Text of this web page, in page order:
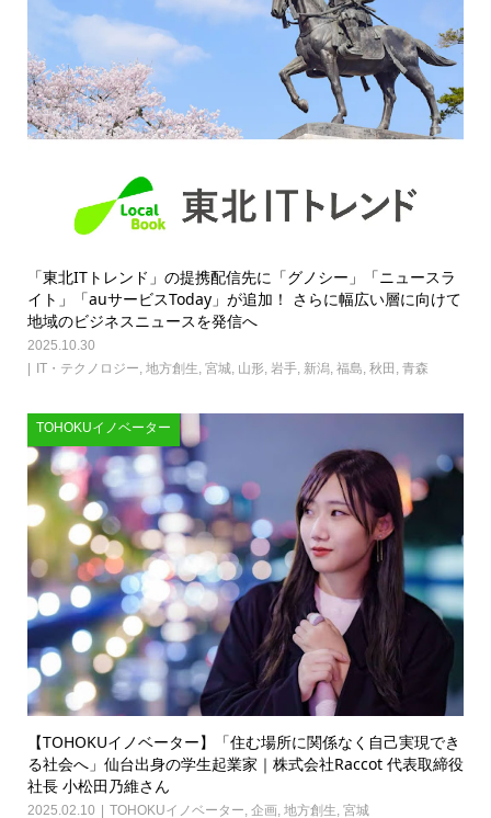
「東北ITトレンド」の提携配信先に「グノシー」「ニュースラ
イト」「auサービスToday」が追加！ さらに幅広い層に向けて
地域のビジネスニュースを発信へ
2025.10.30
IT・テクノロジー 地方創生 宮城 山形, 岩手, 新潟, 福島 秋田 青森
TOHOKUイノベーター
【TOHOKUイノベーター】「住む場所に関係なく自己実現でき
る社会へ」仙台出身の学生起業家｜株式会社Raccot 代表取締役
社長 小松田乃維さん
2025.02.10 TOHOKUイノベーター, 企画, 地方創生, 宮城